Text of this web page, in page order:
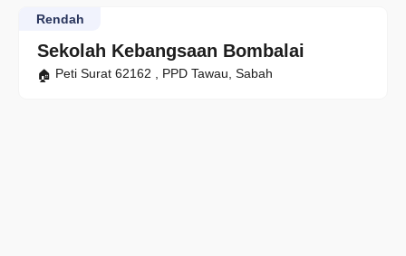
Sekolah Kebangsaan Bombalai
Rendah
Peti Surat 62162 , PPD Tawau, Sabah